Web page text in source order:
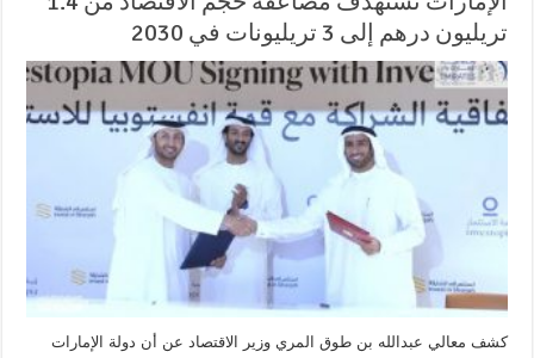
تريليون درهم إلى 3 تريليونات في 2030
كشف معالي عبدالله بن طوق المري وزير الاقتصاد عن أن دولة الإمارات